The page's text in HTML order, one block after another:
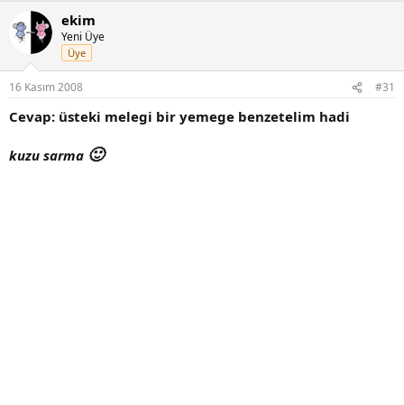
b
u
u
b
ş
a
a
g
r
ekim
Yeni Üye
Üye
16 Kasım 2008 #31
Cevap: üsteki melegi bir yemege benzetelim hadi
kuzu sarma 🙂